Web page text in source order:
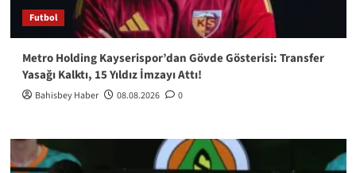
Futbol
Metro Holding Kayserispor’dan Gövde Gösterisi: Transfer
Yasağı Kalktı, 15 Yıldız İmzayı Attı!
Bahisbey Haber 08.08.2026 0